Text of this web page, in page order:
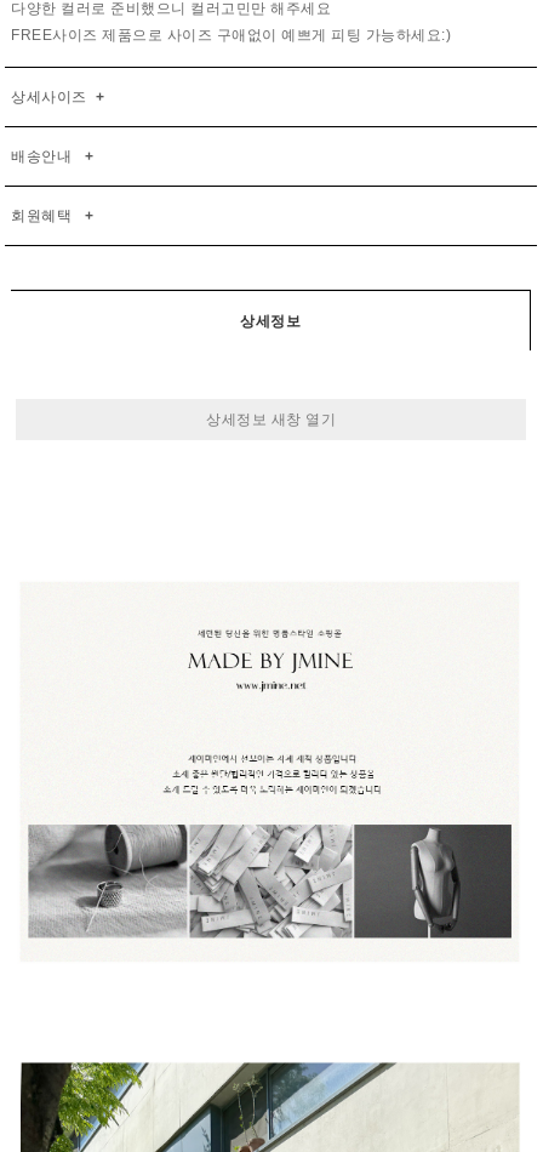
다양한 컬러로 준비했으니 컬러고민만 해주세요
FREE사이즈 제품으로 사이즈 구애없이 예쁘게 피팅 가능하세요:)
상세사이즈 +
배송안내 +
회원혜택 +
상세정보
상세정보 새창 열기